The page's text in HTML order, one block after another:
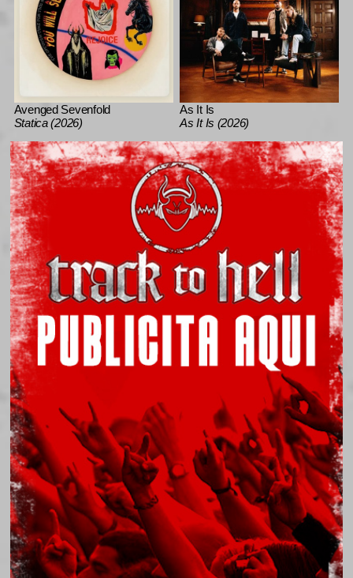
Avenged Sevenfold
Statica (2026)
As It Is
As It Is (2026)